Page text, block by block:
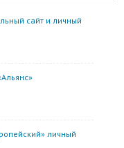
сайт и личный
личный